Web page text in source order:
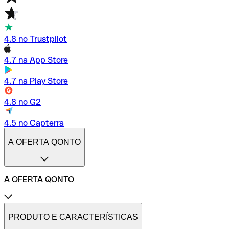
4.8 no Trustpilot
4.7 na App Store
4.7 na Play Store
4.8 no G2
4.5 no Capterra
A OFERTA QONTO
A OFERTA QONTO
Tarifas
Conta profissional online
PRODUTO E CARACTERÍSTICAS